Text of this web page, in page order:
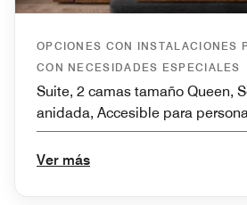
OPCIONES CON INSTALACIONES
CON NECESIDADES ESPECIALES
Suite, 2 camas tamaño Queen,
anidada, Accesible para
de audición, Instalaciones para
necesidades especiales de
Ver más